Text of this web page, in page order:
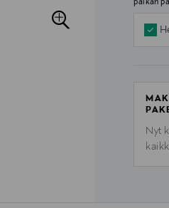
paikan
Nyt